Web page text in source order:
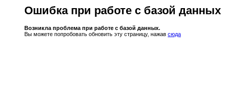
Ошибка при работе с базой данных
Возникла проблема при работе с базой данных.
Вы можете попробовать обновить эту страницу, нажав сюда